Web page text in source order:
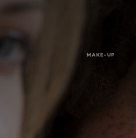
MAKE-UP